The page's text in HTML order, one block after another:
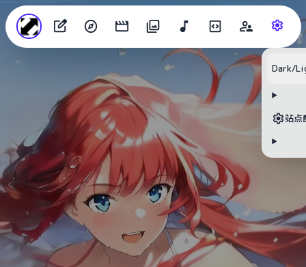
Dark/
站点
目录
无可用标题